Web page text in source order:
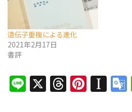
遺伝子重複による進化
2021年2月17日
書評
Line
X Threads